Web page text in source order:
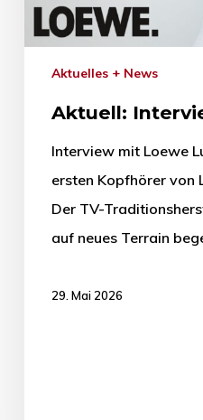
Aktuelles + News
Aktuell:
Interview mit Loewe
ersten Kopfhörer von
Der TV-
auf neues Terrain
29. Mai 2026